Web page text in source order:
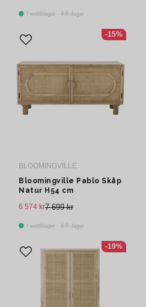
I webblager - 4-8 dagar
BLOOMINGVILLE
Bloomingville Pablo Skåp
Natur H54 cm
7 699 kr
6 574 kr
I webblager - 4-8 dagar
-15%
-19%